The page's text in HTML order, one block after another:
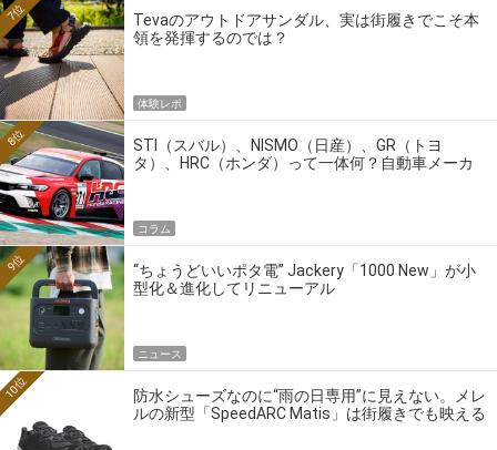
Tevaのアウトドアサンダル、実は街履きでこそ本
領を発揮するのでは？
7位
体験レポ
STI（スバル）、NISMO（日産）、GR（トヨ
タ）、HRC（ホンダ）って一体何？自動車メーカ
8位
コラム
“ちょうどいいポタ電” Jackery「1000 New」が小
型化＆進化してリニューアル
9位
ニュース
防水シューズなのに“雨の日専用”に見えない。メレ
ルの新型「SpeedARC Matis」は街履きでも映える
10位